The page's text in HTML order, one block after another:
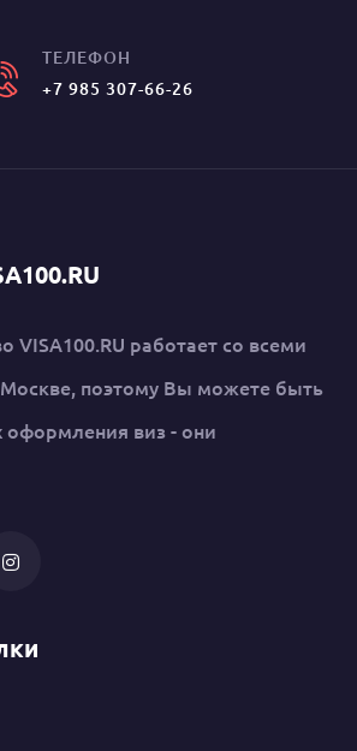
ТЕЛЕФОН
+7 985 307-66-26
VISA100.RU работает со всеми
Москве, поэтому Вы можете быть
оформления виз - они